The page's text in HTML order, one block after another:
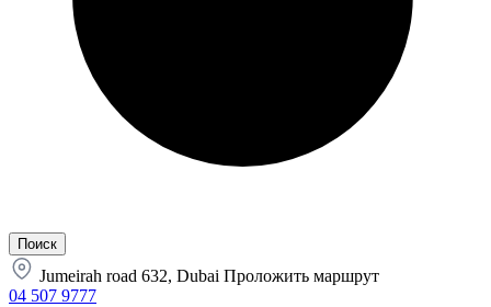
Jumeirah road 632, Dubai Проложить маршрут
04 507 9777